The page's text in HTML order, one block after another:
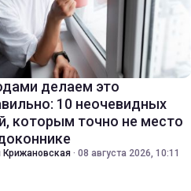
делаем это
10 неочевидных
которым точно не место
Крижановская · 08 августа 2026, 10:11